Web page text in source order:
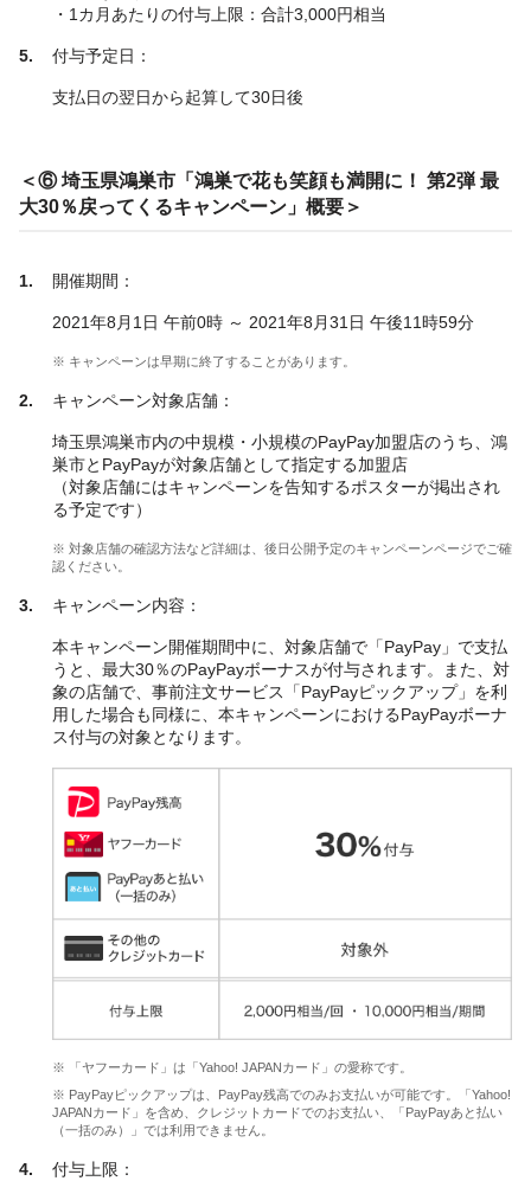
・1カ月あたりの付与上限：合計3,000円相当
付与予定日：
支払日の翌日から起算して30日後
＜⑥ 埼玉県鴻巣市「鴻巣で花も笑顔も満開に！ 第2弾 最
大30％戻ってくるキャンペーン」概要＞
開催期間：
2021年8月1日 午前0時 ～ 2021年8月31日 午後11時59分
※ キャンペーンは早期に終了することがあります。
キャンペーン対象店舗：
埼玉県鴻巣市内の中規模・小規模のPayPay加盟店のうち、鴻
巣市とPayPayが対象店舗として指定する加盟店
（対象店舗にはキャンペーンを告知するポスターが掲出され
る予定です）
※ 対象店舗の確認方法など詳細は、後日公開予定のキャンペーンページでご確
認ください。
キャンペーン内容：
本キャンペーン開催期間中に、対象店舗で「PayPay」で支払
うと、最大30％のPayPayボーナスが付与されます。また、対
象の店舗で、事前注文サービス「PayPayピックアップ」を利
用した場合も同様に、本キャンペーンにおけるPayPayボーナ
ス付与の対象となります。
※ 「ヤフーカード」は「Yahoo! JAPANカード」の愛称です。
※ PayPayピックアップは、PayPay残高でのみお支払いが可能です。「Yahoo!
JAPANカード」を含め、クレジットカードでのお支払い、「PayPayあと払い
（一括のみ）」では利用できません。
付与上限：